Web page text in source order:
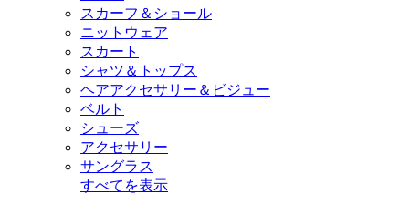
スカーフ＆ショール
ニットウェア
スカート
シャツ＆トップス
ヘアアクセサリー＆ビジュー
ベルト
シューズ
アクセサリー
サングラス
すべてを表示